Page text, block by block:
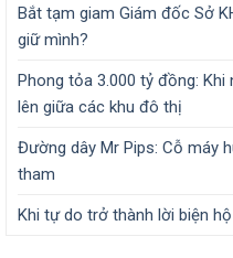
Bắt tạm giam Giám đốc Sở
giữ mình?
Phong tỏa 3.000 tỷ đồng: Khi
lên giữa các khu đô thị
Đường dây Mr Pips: Cỗ máy
tham
Khi tự do trở thành lời biện hộ